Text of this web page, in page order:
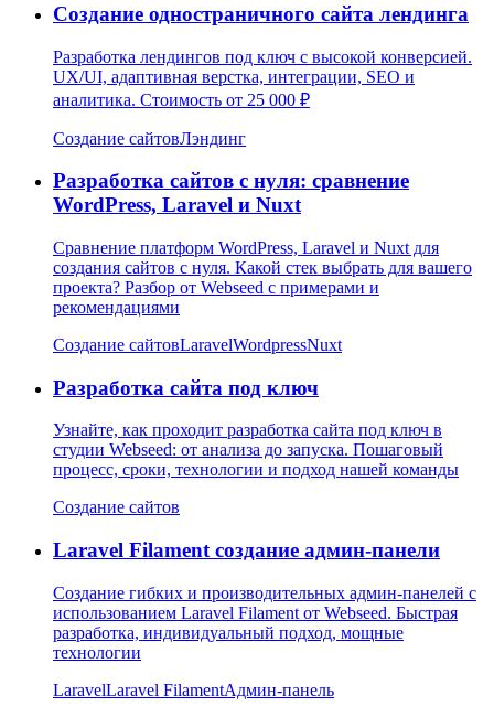
Создание одностраничного сайта лендинга
Разработка лендингов под ключ с высокой конверсией.
UX/UI, адаптивная верстка, интеграции, SEO и
аналитика. Стоимость от 25 000 ₽
Создание сайтовЛэндинг
Разработка сайтов с нуля: сравнение
WordPress, Laravel и Nuxt
Сравнение платформ WordPress, Laravel и Nuxt для
создания сайтов с нуля. Какой стек выбрать для вашего
проекта? Разбор от Webseed с примерами и
рекомендациями
Создание сайтовLaravelWordpressNuxt
Разработка сайта под ключ
Узнайте, как проходит разработка сайта под ключ в
студии Webseed: от анализа до запуска. Пошаговый
процесс, сроки, технологии и подход нашей команды
Создание сайтов
Laravel Filament создание админ-панели
Создание гибких и производительных админ-панелей с
использованием Laravel Filament от Webseed. Быстрая
разработка, индивидуальный подход, мощные
технологии
LaravelLaravel FilamentАдмин-панель